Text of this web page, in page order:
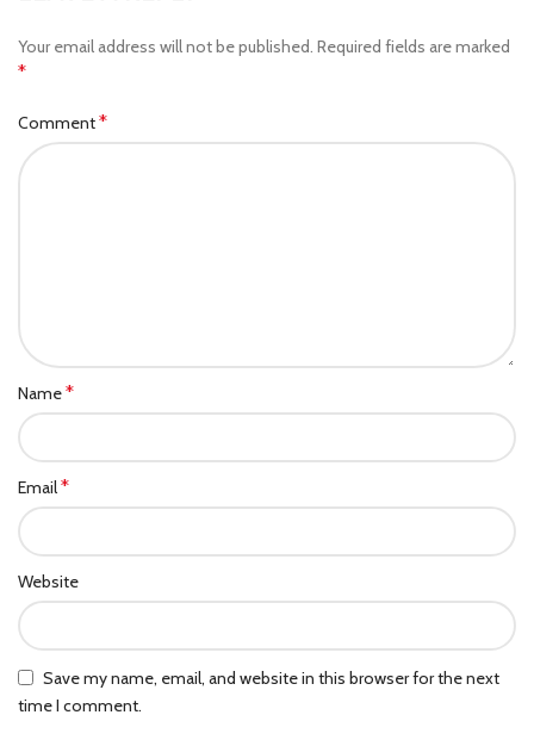
Your email address will not be published. Required fields are marked
*
Comment*
Name*
Email*
Website
Save my name, email, and website in this browser for the next
time I comment.